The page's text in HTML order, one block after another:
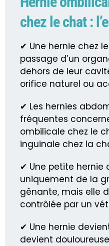
chez le chat :
✔ Une hernie chez
passage d’un
dehors de leur
orifice naturel ou
✔ Les hernies
fréquentes
ombilicale chez le
inguinale chez la
✔ Une petite
uniquement de la
gênante, mais elle
contrôlée par un
✔ Une hernie
devient